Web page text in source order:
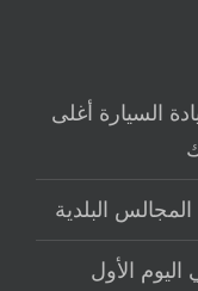
السيارة أغلى
البلدية